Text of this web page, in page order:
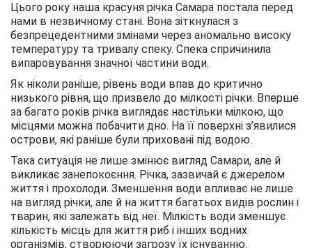
Цього року наша красуня річка Самара постала перед
нами в незвичному стані. Вона зіткнулася з
безпрецедентними змінами через аномально високу
температуру та тривалу спеку. Спека спричинила
випаровування значної частини води.
Як ніколи раніше, рівень води впав до критично
низького рівня, що призвело до мілкості річки. Вперше
за багато років річка виглядає настільки мілкою, що
місцями можна побачити дно. На її поверхні з’явилися
острови, які раніше були приховані під водою.
Така ситуація не лише змінює вигляд Самари, але й
викликає занепокоєння. Річка, зазвичай є джерелом
життя і прохолоди. Зменшення води впливає не лише
на вигляд річки, але й на життя багатьох видів рослин і
тварин, які залежать від неї. Мілкість води зменшує
кількість місць для життя риб і інших водних
організмів, створюючи загрозу їх існуванню.